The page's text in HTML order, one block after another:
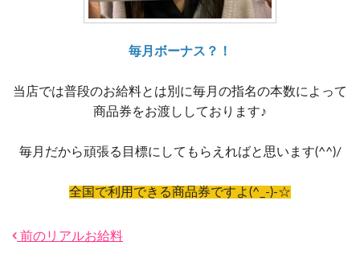
毎月ボーナス？！
当店では普段のお給料とは別に毎月の指名の本数によって
商品券をお渡ししております♪
毎月だから頑張る目標にしてもらえればと思います(^^)/
全国で利用できる商品券ですよ(^_-)-☆
前のリアルお給料